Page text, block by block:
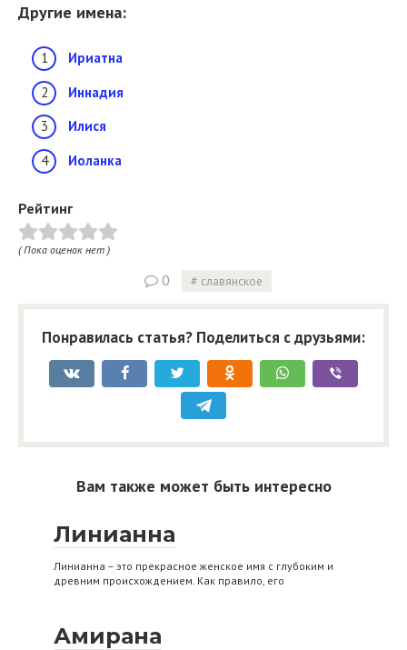
Другие имена:
Ириатна
Иннадия
Илися
Иоланка
Рейтинг
( Пока оценок нет )
0 славянское
Понравилась статья? Поделиться с друзьями:
Вам также может быть интересно
Линианна
Линианна – это прекрасное женское имя с глубоким и
древним происхождением. Как правило, его
Амирана